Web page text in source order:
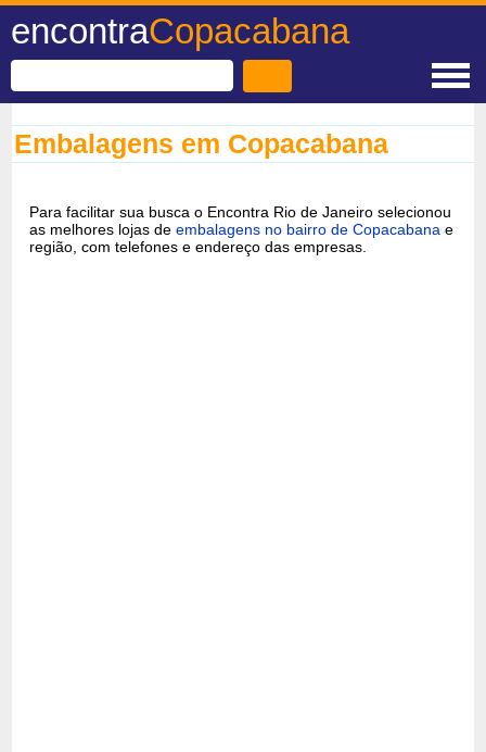
encontraCopacabana
Embalagens em Copacabana
Para facilitar sua busca o Encontra Rio de Janeiro selecionou
as melhores lojas deembalagens no bairro de Copacabana e
região, com telefones e endereço das empresas.